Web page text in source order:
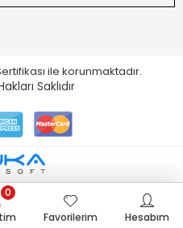
ile korunmaktadır.
Saklıdır
0
Favorilerim
Hesabım